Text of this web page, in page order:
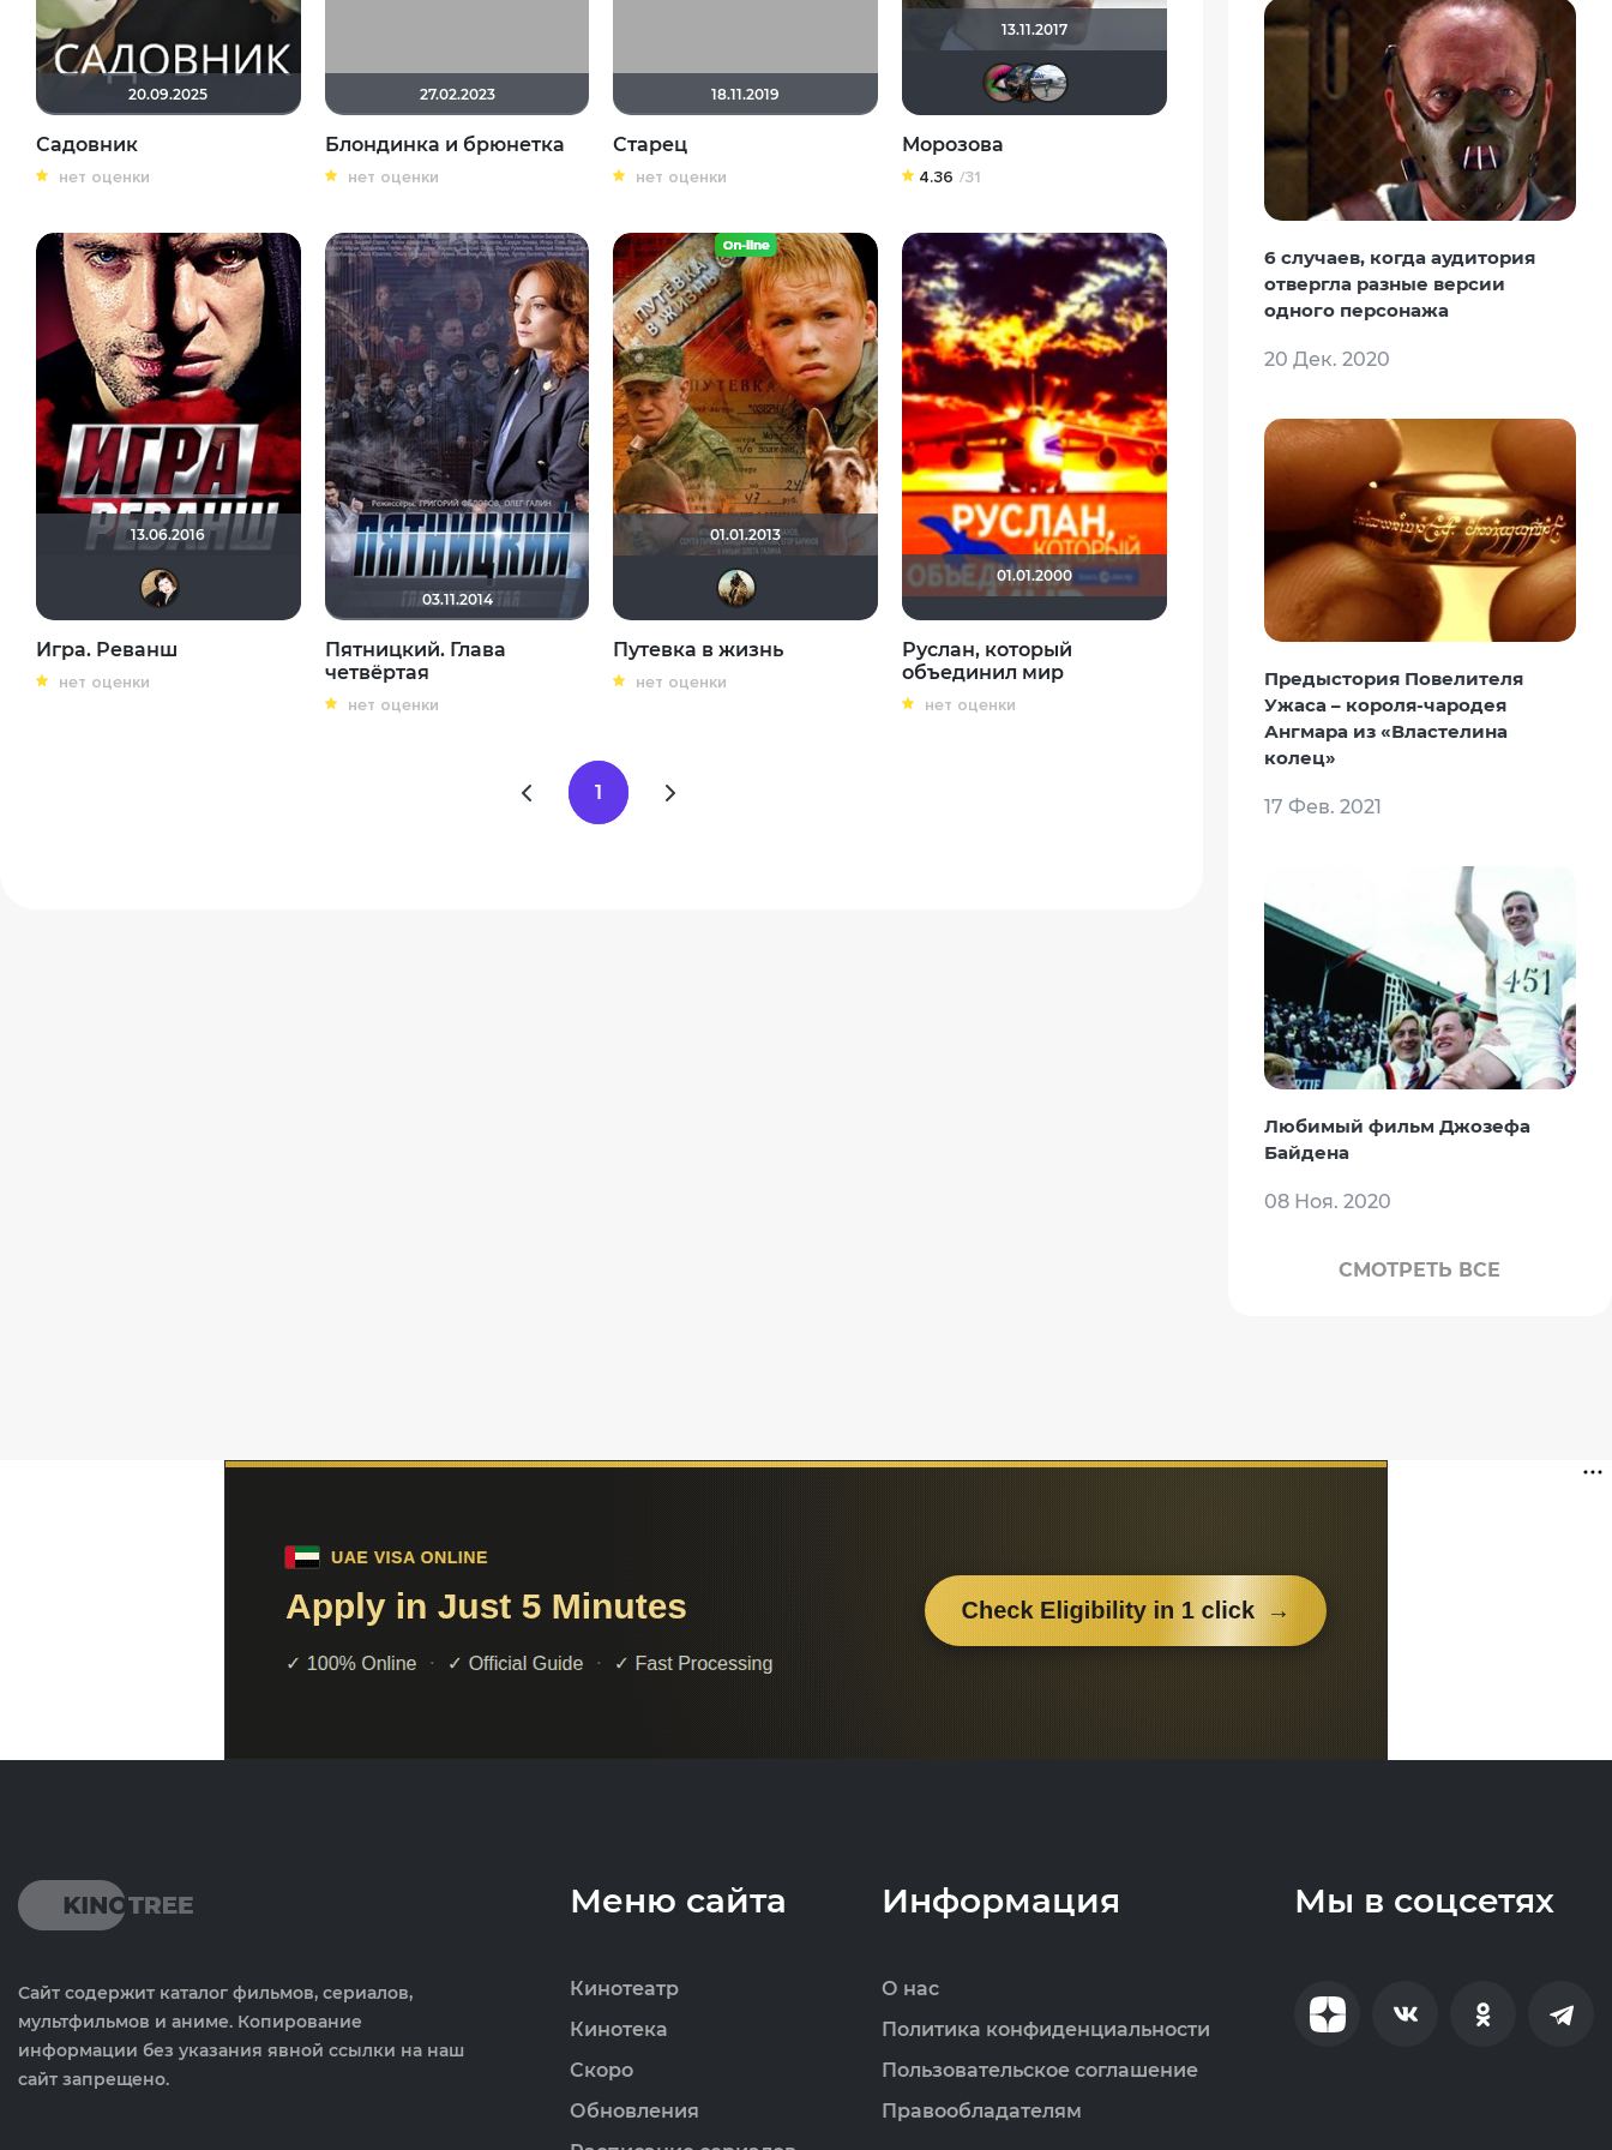
20.09.2025
Садовник
нет оценки
27.02.2023
Блондинка и брюнетка
нет оценки
18.11.2019
Старец
нет оценки
13.11.2017
Морозова
4.36 /31
13.06.2016
NatellaVB
Игра. Реванш
нет оценки
03.11.2014
Пятницкий. Глава
четвёртая
нет оценки
01.01.2013
Путевка в жизнь
нет оценки
01.01.2000
Руслан, который
объединил мир
нет оценки
1
6 случаев, когда аудитория
отвергла разные версии
одного персонажа
20 Дек. 2020
Предыстория Повелителя
Ужаса – короля-чародея
Ангмара из «Властелина
колец»
17 Фев. 2021
Любимый фильм Джозефа
Байдена
08 Ноя. 2020
СМОТРЕТЬ ВСЕ
Сайт содержит каталог фильмов, сериалов,
мультфильмов и аниме. Копирование
информации без указания явной ссылки на наш
сайт запрещено.
Меню сайта
Кинотеатр
Кинотека
Скоро
Обновления
Информация
О нас
Политика конфиденциальности
Пользовательское соглашение
Правообладателям
Мы в соцсетях